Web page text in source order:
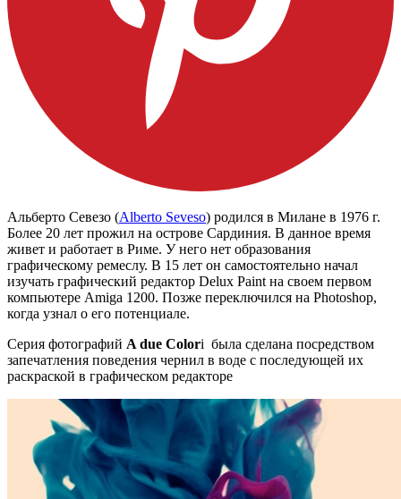
Альберто Севезо (Alberto Seveso) родился в Милане в 1976 г.
Более 20 лет прожил на острове Сардиния. В данное время
живет и работает в Риме. У него нет образования
графическому ремеслу. В 15 лет он самостоятельно начал
изучать графический редактор Delux Paint на своем первом
компьютере Amiga 1200. Позже переключился на Photoshop,
когда узнал о его потенциале.
Серия фотографий A due Colori была сделана посредством
запечатления поведения чернил в воде с последующей их
раскраской в графическом редакторе